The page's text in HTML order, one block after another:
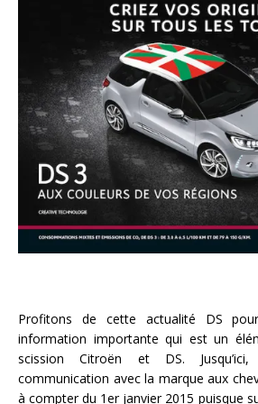
Profitons de cette actualité DS
information importante qui est un
scission Citroën et DS.
communication avec la marque aux
à compter du 1er janvier 2015 puisque